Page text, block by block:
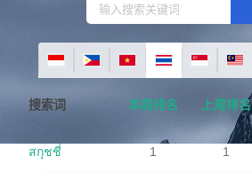
搜索词 本周排名 上周排名
สกุชชี่ 1 1